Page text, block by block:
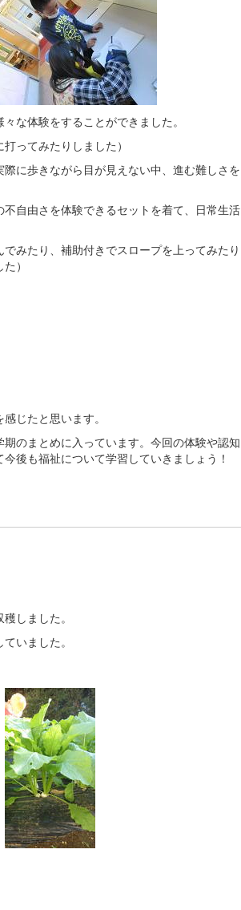
な体験をすることができました。
ってみたりしました）
に歩きながら目が見えない中、進む難しさを
自由さを体験できるセットを着て、日常生活
みたり、補助付きでスロープを上ってみたり
）
じたと思います。
のまとめに入っています。今回の体験や認知
後も福祉について学習していきましょう！
しました。
いました。